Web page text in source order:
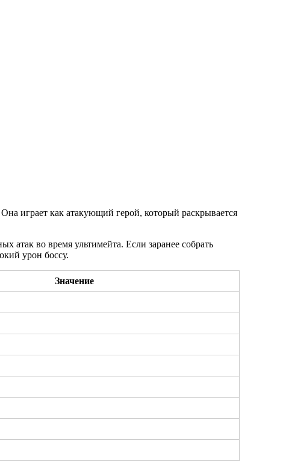
играет как атакующий герой, который раскрывается
атак во время ультимейта. Если заранее собрать
урон боссу.
Значение